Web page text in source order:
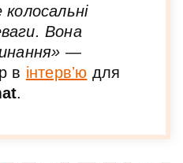
Вона
—
в інтервʼю для
.